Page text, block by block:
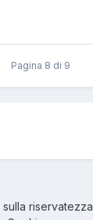
Pagina 8 di 9
sulla riservatezza